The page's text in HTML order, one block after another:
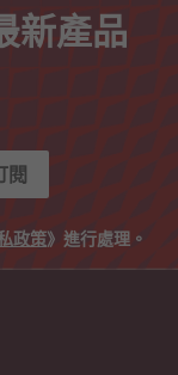
新產品
閱
政策》進行處理。